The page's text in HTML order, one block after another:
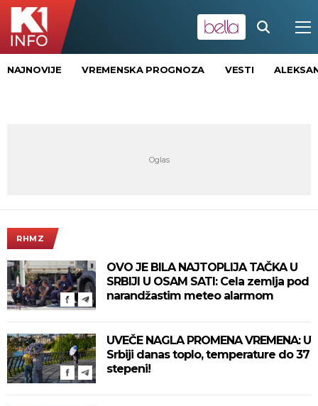
NAJNOVIJE VREMENSKA PROGNOZA VESTI
RHMZ
OVO JE BILA NAJTOPLIJA TAČKA U
SRBIJI U OSAM SATI: Cela zemlja pod
narandžastim meteo alarmom
UVEČE NAGLA PROMENA VREMENA: U
Srbiji danas toplo, temperature do 37
stepeni!